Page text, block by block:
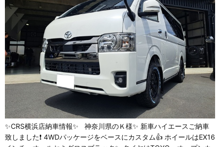
✨CRS横浜店納車情報✨ 神奈川県のＫ様✨ 新車ハイエースご納車
致しました❗ 4WDパッケージをベースにカスタム👍 ホイールはEX16